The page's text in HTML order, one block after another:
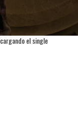
cargando el single